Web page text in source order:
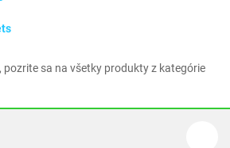
pozrite sa na všetky produkty z kategórie